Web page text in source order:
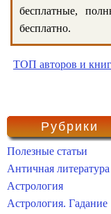
бесплатные,
бесплатно.
ТОП авторов и книг
Рубрики
Полезные статьи
Античная литература
Астрология
Астрология. Гадание